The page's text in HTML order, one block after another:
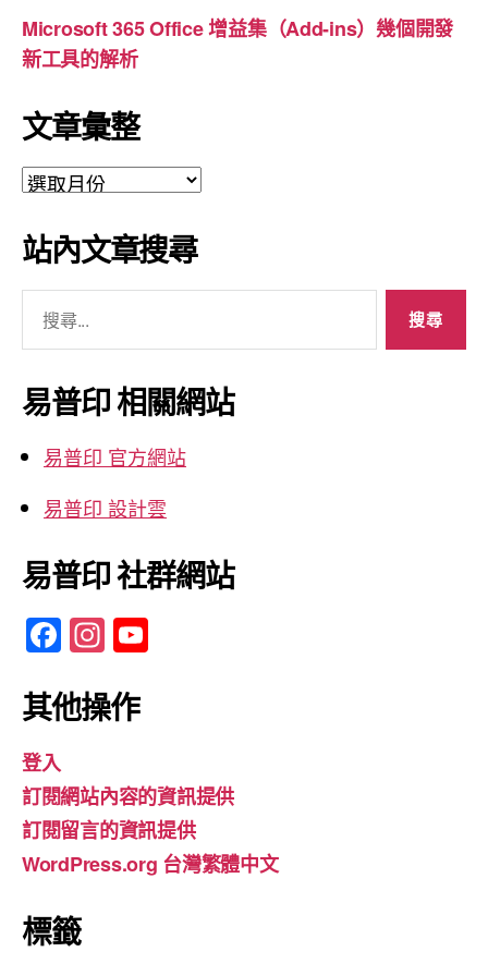
Microsoft 365 Office 增益集（Add-ins）幾個開發
新工具的解析
文章彙整
文
彙
整
站內文章搜尋
關
鍵
字:
易普印 相關網站
易普印 官方網站
易普印 設計雲
易普印 社群網站
F
a
c
b
o
o
k
In
st
a
gr
a
m
u
b
e
其他操作
登入
訂閱網站內容的資訊提供
訂閱留言的資訊提供
WordPress.org 台灣繁體中文
標籤